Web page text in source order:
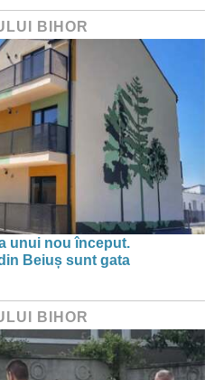
BIHOR
unui nou început.
Beiuș sunt gata
BIHOR